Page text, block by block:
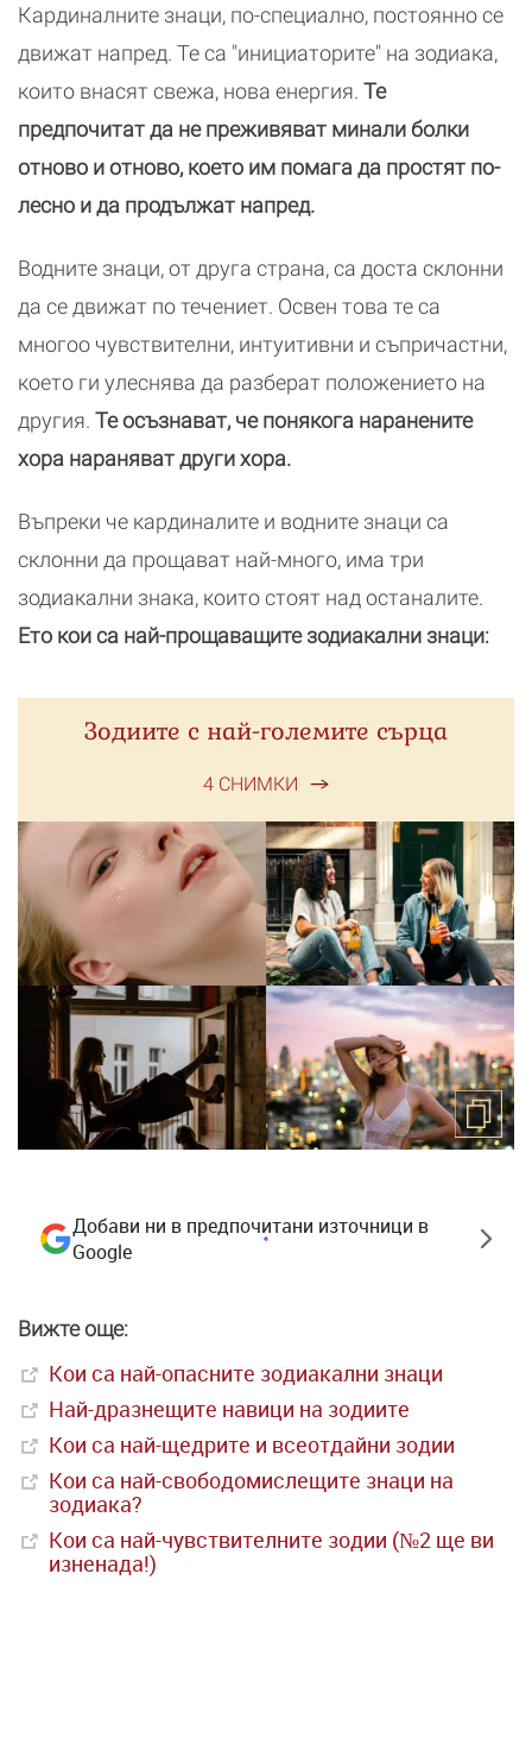
Кардиналните знаци, по-специално, постоянно се
движат напред. Те са "инициаторите" на зодиака,
които внасят свежа, нова енергия. Те
предпочитат да не преживяват минали болки
отново и отново, което им помага да простят по-
лесно и да продължат напред.
Водните знаци, от друга страна, са доста склонни
да се движат по течениет. Освен това те са
многоо чувствителни, интуитивни и съпричастни,
което ги улеснява да разберат положението на
другия. Те осъзнават, че понякога наранените
хора нараняват други хора.
Въпреки че кардиналите и водните знаци са
склонни да прощават най-много, има три
зодиакални знака, които стоят над останалите.
Ето кои са най-прощаващите зодиакални знаци:
Зодиите с най-големите сърца
4 СНИМКИ
Добави ни в предпочитани източници в
Google
Вижте още:
Кои са най-опасните зодиакални знаци
Най-дразнещите навици на зодиите
Кои са най-щедрите и всеотдайни зодии
Кои са най-свободомислещите знаци на
зодиака?
Кои са най-чувствителните зодии (№2 ще ви
изненада!)